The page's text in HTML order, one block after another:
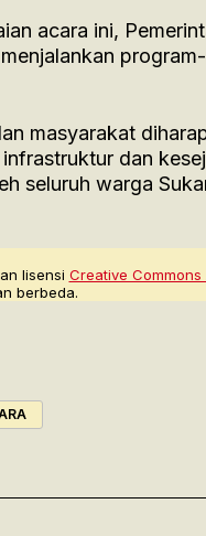
acara ini,
masyarakat
dan
seluruh warga
lisensi Creative
berbeda.